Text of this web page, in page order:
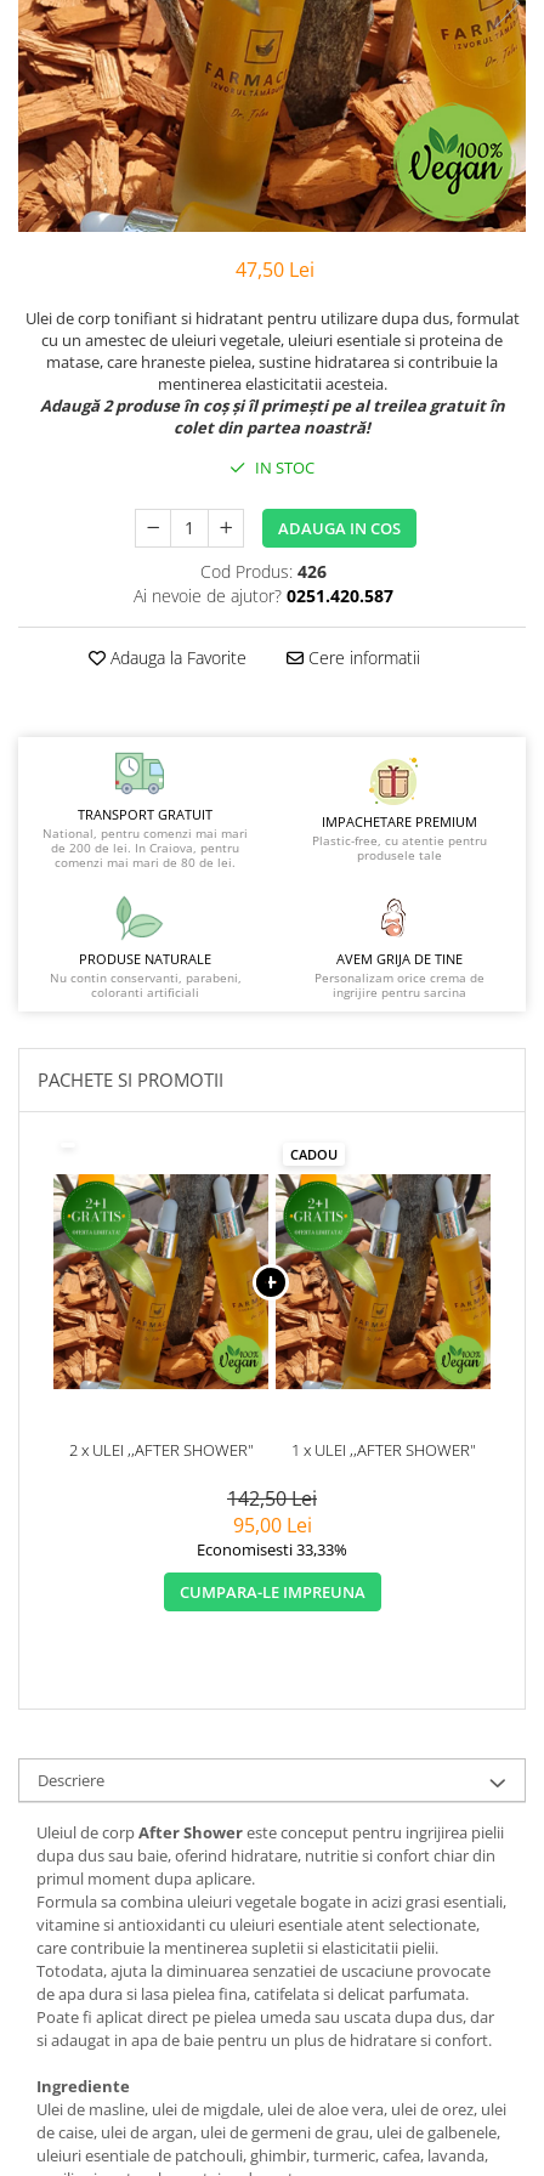
PREPARATE DERMATOLOGICE
Psoriazis
Onicomicoza
Acnee
Dermatita seboreica
Pete pigmentare
Caderea parului
PREPARATE GINECOLOGICE
Infectii urinare
PREPARATE PENTRU COPII
SOLUTIE DEZINFECTANTA
47,50 Lei
Ulei de corp tonifiant si hidratant pentru utilizare dupa dus, formulat
cu un amestec de uleiuri vegetale, uleiuri esentiale si proteina de
matase, care hraneste pielea, sustine hidratarea si contribuie la
mentinerea elasticitatii acesteia.
Adaugă 2 produse în coș și îl primești pe al treilea gratuit în
colet din partea noastră!
IN STOC
ADAUGA IN COS
Cod Produs: 426
Ai nevoie de ajutor? 0251.420.587
Adauga la Favorite Cere informatii
TRANSPORT GRATUIT
National, pentru comenzi mai mari
de 200 de lei. In Craiova, pentru
comenzi mai mari de 80 de lei.
IMPACHETARE PREMIUM
Plastic-free, cu atentie pentru
produsele tale
PRODUSE NATURALE
Nu contin conservanti, parabeni,
coloranti artificiali
AVEM GRIJA DE TINE
Personalizam orice crema de
ingrijire pentru sarcina
PACHETE SI PROMOTII
2 x ULEI ,,AFTER SHOWER"
CADOU
1 x ULEI ,,AFTER SHOWER"
142,50 Lei
95,00 Lei
Economisesti 33,33%
CUMPARA-LE IMPREUNA
Descriere
Uleiul de corpAfter Showereste conceput pentru ingrijirea pielii
dupa dus sau baie, oferind hidratare, nutritie si confort chiar din
primul moment dupa aplicare.
Formula sa combina uleiuri vegetale bogate in acizi grasi esentiali,
vitamine si antioxidanti cu uleiuri esentiale atent selectionate,
care contribuie la mentinerea supletii si elasticitatii pielii.
Totodata, ajuta la diminuarea senzatiei de uscaciune provocate
de apa dura si lasa pielea fina, catifelata si delicat parfumata.
Poate fi aplicat direct pe pielea umeda sau uscata dupa dus, dar
si adaugat in apa de baie pentru un plus de hidratare si confort.
Ingrediente
Ulei de masline, ulei de migdale, ulei de aloe vera, ulei de orez, ulei
de caise, ulei de argan, ulei de germeni de grau, ulei de galbenele,
uleiuri esentiale de patchouli, ghimbir, turmeric, cafea, lavanda,